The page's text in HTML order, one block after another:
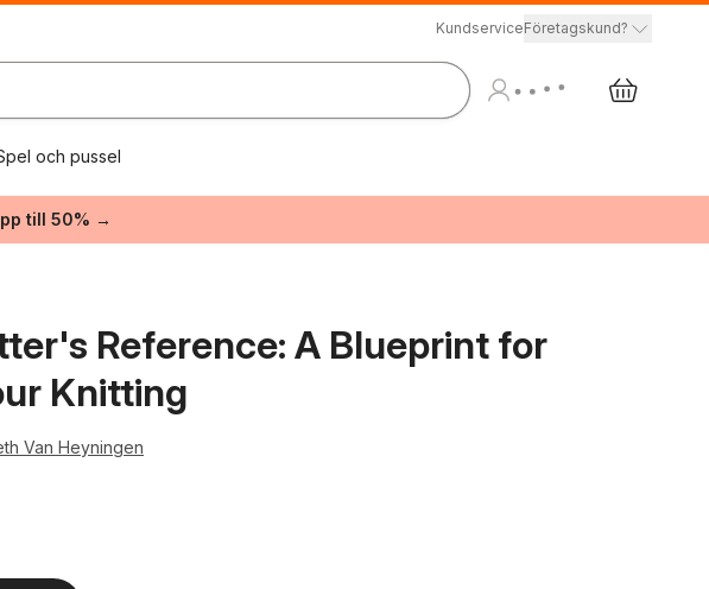
KundserviceFöretagskund?
och pussel
till 50% →
Reference: A Blueprint for
Knitting
Van Heyningen
röster: